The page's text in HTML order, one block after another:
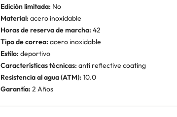
Edición limitada: No
Material: acero inoxidable
Horas de reserva de marcha: 42
Tipo de correa: acero inoxidable
Estilo: deportivo
Características técnicas: anti reflective coating
Resistencia al agua (ATM): 10.0
Garantía: 2 Años